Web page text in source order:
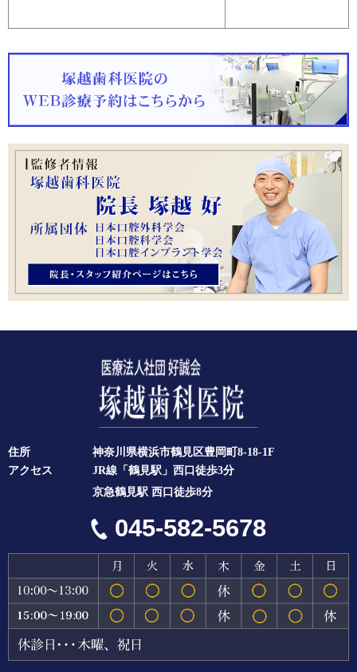
住所
神奈川県横浜市鶴見区豊岡町8-18-1F
アクセス
JR線「鶴見駅」西口徒歩3分
京急鶴見駅 西口徒歩8分
045-582-5678